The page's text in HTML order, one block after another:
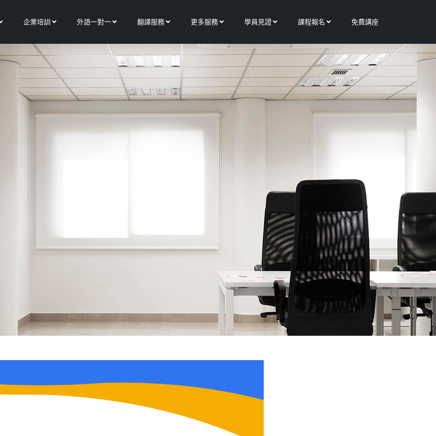
關於我們
企業培訓 Open 企業培訓
外語一對一Open 外語一對一
翻譯服務Open 翻譯服務
更多服務Open 更多服務
學員見證Open 學員見證
課程報名 Open 課程報名
免費講座